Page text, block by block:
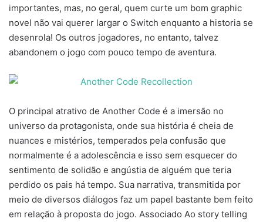
importantes, mas, no geral, quem curte um bom graphic
novel não vai querer largar o Switch enquanto a historia se
desenrola! Os outros jogadores, no entanto, talvez
abandonem o jogo com pouco tempo de aventura.
O principal atrativo de Another Code é a imersão no
universo da protagonista, onde sua história é cheia de
nuances e mistérios, temperados pela confusão que
normalmente é a adolescência e isso sem esquecer do
sentimento de solidão e angústia de alguém que teria
perdido os pais há tempo. Sua narrativa, transmitida por
meio de diversos diálogos faz um papel bastante bem feito
em relação à proposta do jogo. Associado Ao story telling